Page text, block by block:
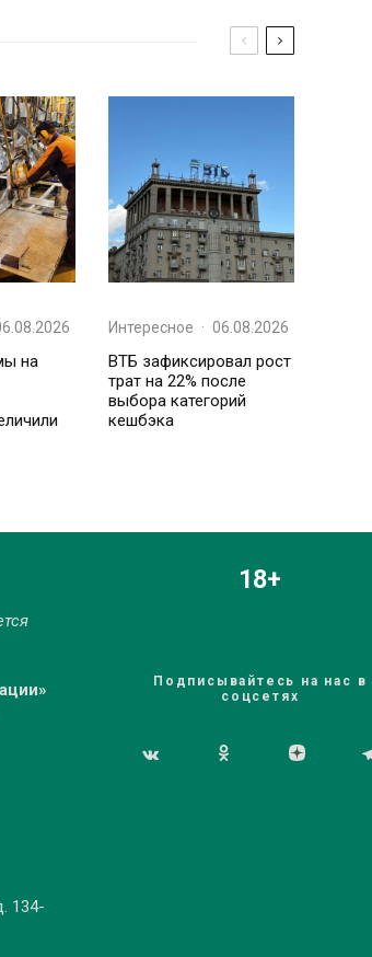
на
Интересное · 06.08.2026
ВТБ зафиксировал рост
трат на 22% после
выбора категорий
кешбэка
134-
18+
Подписывайтесь на нас в
соцсетях